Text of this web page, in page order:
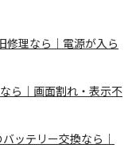
修理なら｜電源が入ら
ら｜画面割れ・表示不
ッテリー交換なら｜